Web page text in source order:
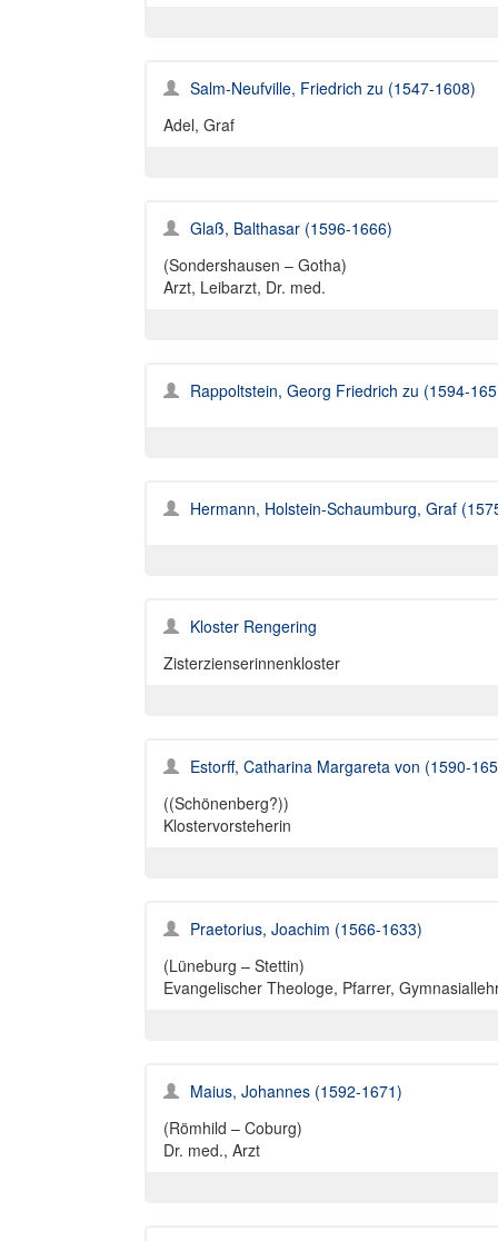
Salm-Neufville, Friedrich zu (1547-1608)
Adel, Graf
Glaß, Balthasar (1596-1666)
(Sondershausen – Gotha)
Arzt, Leibarzt, Dr. med.
Rappoltstein, Georg Friedrich zu (1594-
Hermann, Holstein-Schaumburg, Graf
Kloster Rengering
Zisterzienserinnenkloster
Estorff, Catharina Margareta von (1590-
((Schönenberg?))
Klostervorsteherin
Praetorius, Joachim (1566-1633)
(Lüneburg – Stettin)
Evangelischer Theologe, Pfarrer,
Maius, Johannes (1592-1671)
(Römhild – Coburg)
Dr. med., Arzt